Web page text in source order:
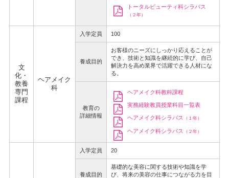
トータルビューティ科シラバス
（２年）
文
化・
教養
専門
課程
ヘアメイク
科
入学定員 100
養成目的
お客様のニーズにしっかり応えることが
でき、技術と知識を継続的に学び、自己
解決力を高め業界で活躍できる人材にな
る。
教育の
詳細情報
ヘアメイク科教科課程
実務経験教員授業科目一覧表
ヘアメイク科シラバス （１年）
ヘアメイク科シラバス （２年）
入学定員 20
養成目的
基礎的な美容に関する技術や知識を学
び、将来の美容の仕事につながる力を目